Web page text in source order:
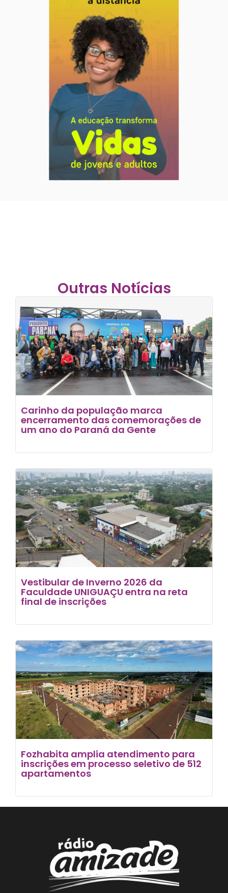
Outras Notícias
Carinho da população marca
encerramento das comemorações de
um ano do Paraná da Gente
Vestibular de Inverno 2026 da
Faculdade UNIGUAÇU entra na reta
final de inscrições
Fozhabita amplia atendimento para
inscrições em processo seletivo de 512
apartamentos